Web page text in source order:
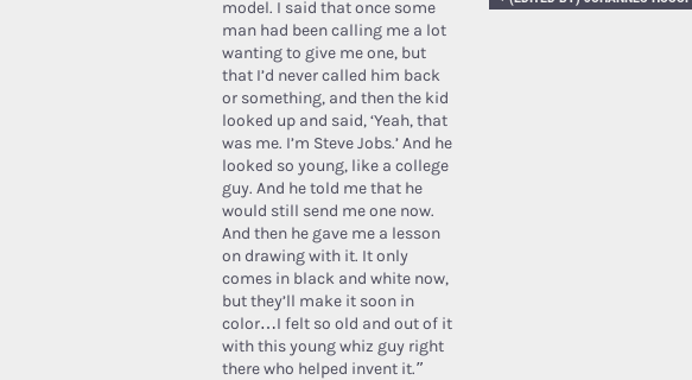
model. I said that once some
man had been calling me a lot
wanting to give me one, but
that I’d never called him back
or something, and then the kid
looked up and said, ‘Yeah, that
was me. I’m Steve Jobs.’ And he
looked so young, like a college
guy. And he told me that he
would still send me one now.
And then he gave me a lesson
on drawing with it. It only
comes in black and white now,
but they’ll make it soon in
color…I felt so old and out of it
with this young whiz guy right
there who helped invent it.”